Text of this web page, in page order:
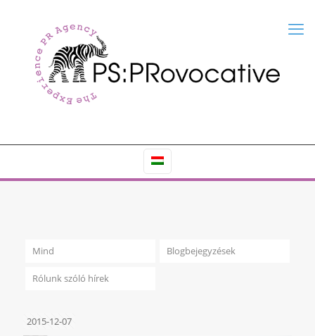
Mind Blogbejegyzések
Rólunk szóló hírek
2015-12-07